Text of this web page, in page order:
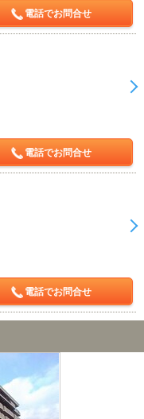
電話でお問合せ
電話でお問合せ
電話でお問合せ